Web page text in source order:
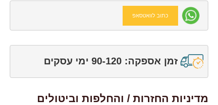
כתוב לוואטסאפ
זמן אספקה: 90-120 ימי עסקים
מדיניות החזרות / והחלפות וביטולים